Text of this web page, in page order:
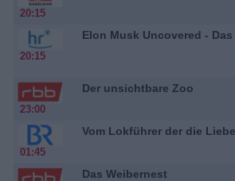
20:15
20:15
Elon Musk Uncovered -
23:00
Der unsichtbare Zoo
01:45
Vom Lokführer der die
Das Weibernest